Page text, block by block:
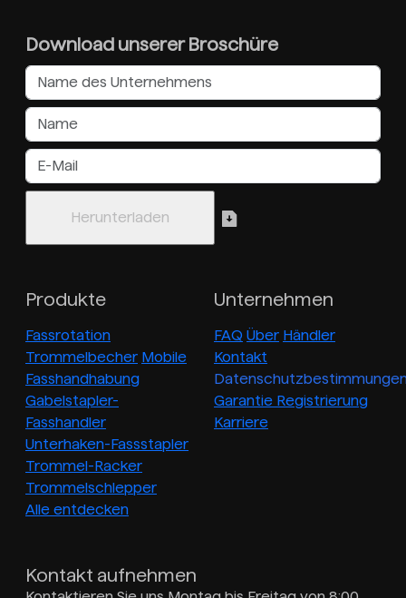
Download unserer Broschüre
Produkte
Fassrotation
Trommelbecher Mobile
Fasshandhabung
Gabelstapler-
Fasshandler
Unterhaken-Fassstapler
Trommel-Racker
Trommelschlepper
Alle entdecken
Unternehmen
FAQ Über Händler
Kontakt
Garantie Registrierung
Karriere
Kontakt aufnehmen